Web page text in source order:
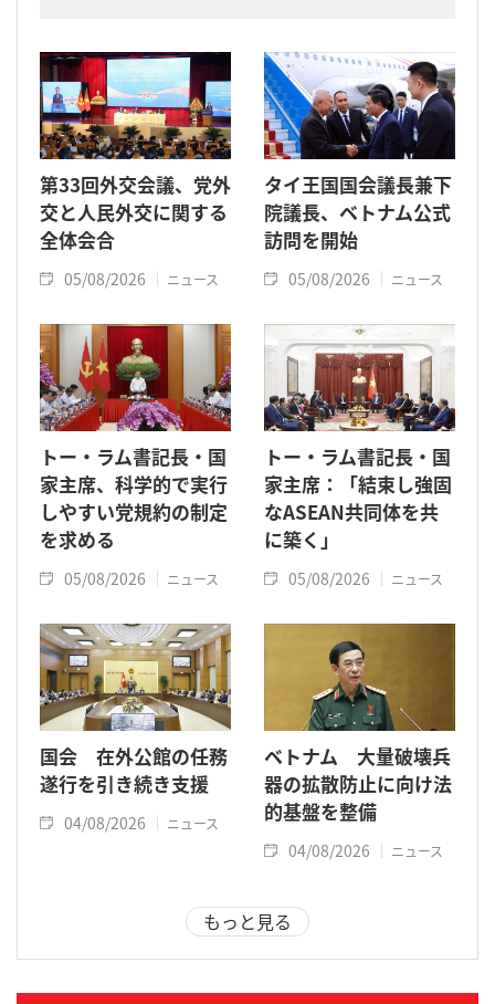
第33回外交会議、党外
交と人民外交に関する
全体会合
05/08/2026 ニュース
タイ王国国会議長兼下
院議長、ベトナム公式
訪問を開始
05/08/2026 ニュース
トー・ラム書記長・国
家主席、科学的で実行
しやすい党規約の制定
を求める
05/08/2026 ニュース
トー・ラム書記長・国
家主席：「結束し強固
なASEAN共同体を共
に築く」
05/08/2026 ニュース
国会 在外公館の任務
遂行を引き続き支援
04/08/2026 ニュース
ベトナム 大量破壊兵
器の拡散防止に向け法
的基盤を整備
04/08/2026 ニュース
もっと見る